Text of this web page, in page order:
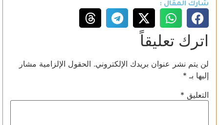
شارك المقال :
اترك تعليقاً
لن يتم نشر عنوان بريدك الإلكتروني. الحقول الإلزامية مشار
إليها بـ *
التعليق *